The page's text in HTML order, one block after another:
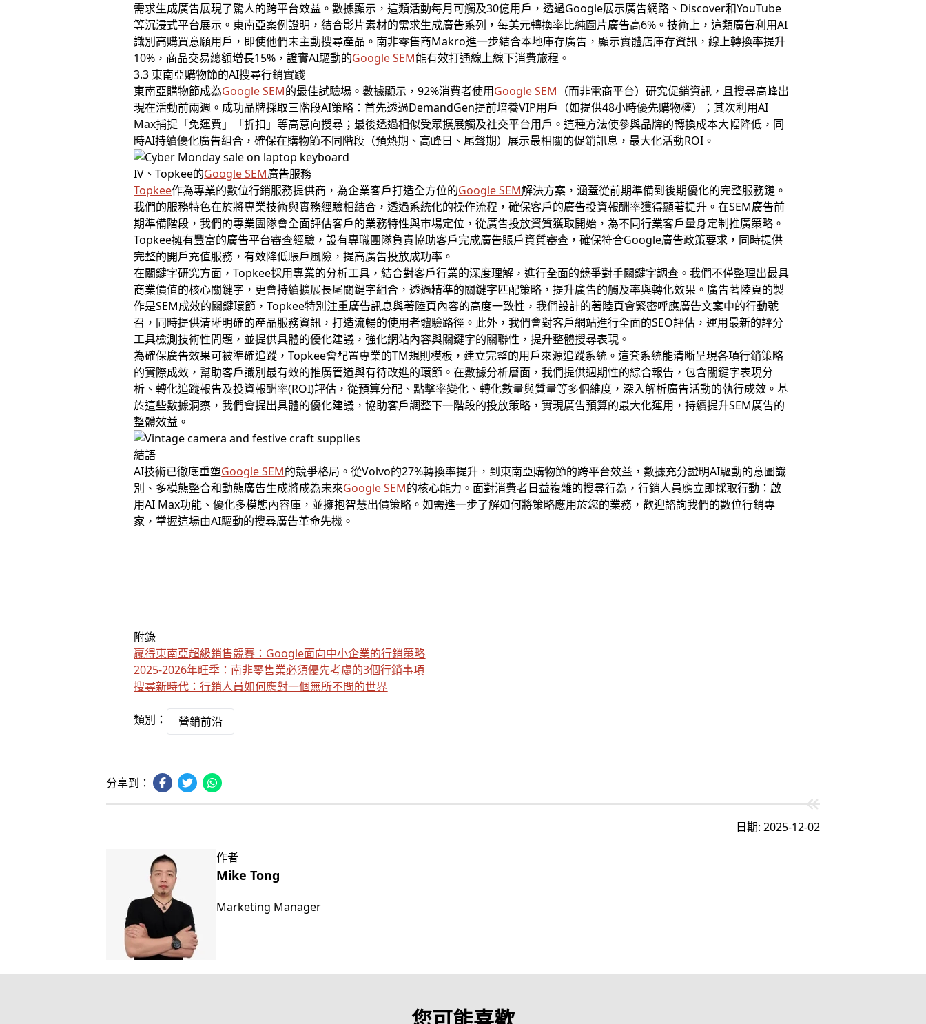
需求生成廣告展現了驚人的跨平台效益。數據顯示，這類活動每月可觸及30億用戶，透過Google展示廣告網路、Discover和YouTube
等沉浸式平台展示。東南亞案例證明，結合影片素材的需求生成廣告系列，每美元轉換率比純圖片廣告高6%。技術上，這類廣告利用AI
識別高購買意願用戶，即使他們未主動搜尋產品。南非零售商Makro進一步結合本地庫存廣告，顯示實體店庫存資訊，線上轉換率提升
10%，商品交易總額增長15%，證實AI驅動的Google SEM能有效打通線上線下消費旅程。
3.3 東南亞購物節的AI搜尋行銷實踐
東南亞購物節成為Google SEM的最佳試驗場。數據顯示，92%消費者使用Google SEM （而非電商平台）研究促銷資訊，且搜尋高峰出
現在活動前兩週。成功品牌採取三階段AI策略：首先透過DemandGen提前培養VIP用戶（如提供48小時優先購物權）；其次利用AI
Max捕捉「免運費」「折扣」等高意向搜尋；最後透過相似受眾擴展觸及社交平台用戶。這種方法使參與品牌的轉換成本大幅降低，同
時AI持續優化廣告組合，確保在購物節不同階段（預熱期、高峰日、尾聲期）展示最相關的促銷訊息，最大化活動ROI。
IV、Topkee的Google SEM廣告服務
Topkee作為專業的數位行銷服務提供商，為企業客戶打造全方位的Google SEM解決方案，涵蓋從前期準備到後期優化的完整服務鏈。
我們的服務特色在於將專業技術與實務經驗相結合，透過系統化的操作流程，確保客戶的廣告投資報酬率獲得顯著提升。在SEM廣告前
期準備階段，我們的專業團隊會全面評估客戶的業務特性與市場定位，從廣告投放資質獲取開始，為不同行業客戶量身定制推廣策略。
Topkee擁有豐富的廣告平台審查經驗，設有專職團隊負責協助客戶完成廣告賬戶資質審查，確保符合Google廣告政策要求，同時提供
完整的開戶充值服務，有效降低賬戶風險，提高廣告投放成功率。
在關鍵字研究方面，Topkee採用專業的分析工具，結合對客戶行業的深度理解，進行全面的競爭對手關鍵字調查。我們不僅整理出最具
商業價值的核心關鍵字，更會持續擴展長尾關鍵字組合，透過精準的關鍵字匹配策略，提升廣告的觸及率與轉化效果。廣告著陸頁的製
作是SEM成效的關鍵環節，Topkee特別注重廣告訊息與著陸頁內容的高度一致性，我們設計的著陸頁會緊密呼應廣告文案中的行動號
召，同時提供清晰明確的產品服務資訊，打造流暢的使用者體驗路徑。此外，我們會對客戶網站進行全面的SEO評估，運用最新的評分
工具檢測技術性問題，並提供具體的優化建議，強化網站內容與關鍵字的關聯性，提升整體搜尋表現。
為確保廣告效果可被準確追蹤，Topkee會配置專業的TM規則模板，建立完整的用戶來源追蹤系統。這套系統能清晰呈現各項行銷策略
的實際成效，幫助客戶識別最有效的推廣管道與有待改進的環節。在數據分析層面，我們提供週期性的綜合報告，包含關鍵字表現分
析、轉化追蹤報告及投資報酬率(ROI)評估，從預算分配、點擊率變化、轉化數量與質量等多個維度，深入解析廣告活動的執行成效。基
於這些數據洞察，我們會提出具體的優化建議，協助客戶調整下一階段的投放策略，實現廣告預算的最大化運用，持續提升SEM廣告的
整體效益。
結語
AI技術已徹底重塑Google SEM的競爭格局。從Volvo的27%轉換率提升，到東南亞購物節的跨平台效益，數據充分證明AI驅動的意圖識
別、多模態整合和動態廣告生成將成為未來Google SEM的核心能力。面對消費者日益複雜的搜尋行為，行銷人員應立即採取行動：啟
用AI Max功能、優化多模態內容庫，並擁抱智慧出價策略。如需進一步了解如何將策略應用於您的業務，歡迎諮詢我們的數位行銷專
家，掌握這場由AI驅動的搜尋廣告革命先機。
附錄
贏得東南亞超級銷售競賽：Google面向中小企業的行銷策略
2025-2026年旺季：南非零售業必須優先考慮的3個行銷事項
搜尋新時代：行銷人員如何應對一個無所不問的世界
類別： 營銷前沿
分享到：
日期: 2025-12-02
作者
Mike Tong
Marketing Manager